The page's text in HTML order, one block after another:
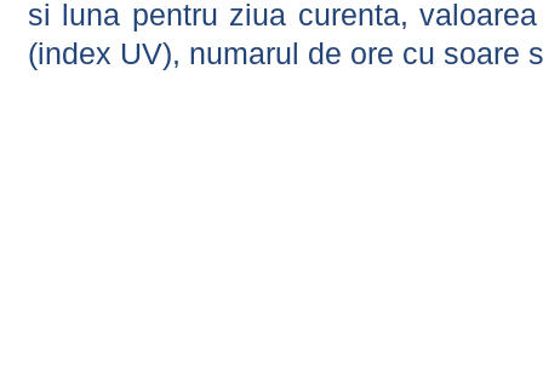
si luna pentru ziua curenta,
(index UV), numarul de ore cu soare